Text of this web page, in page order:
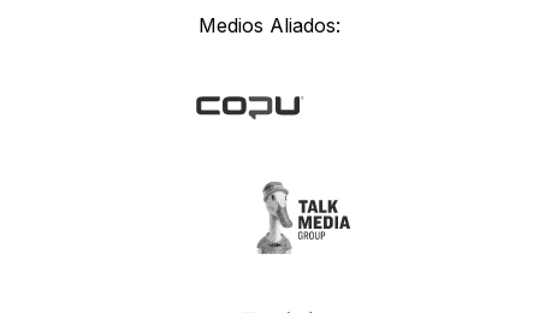
Medios Aliados: